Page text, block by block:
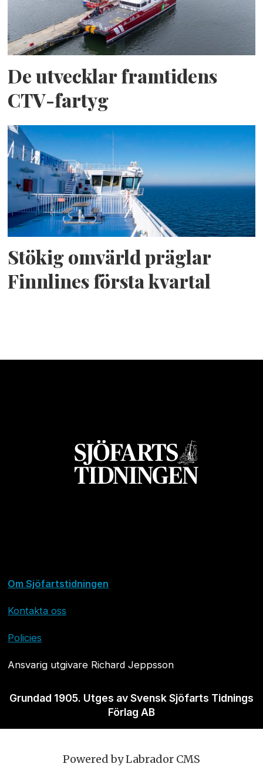
De utvecklar framtidens
CTV-fartyg
Stökig omvärld präglar
Finnlines första kvartal
Om Sjöfartstidningen
Kontakta oss
Policies
Ansvarig utgivare Richard Jeppsson
Grundad 1905. Utges av Svensk Sjöfarts Tidnings
Förlag AB
Powered by Labrador CMS